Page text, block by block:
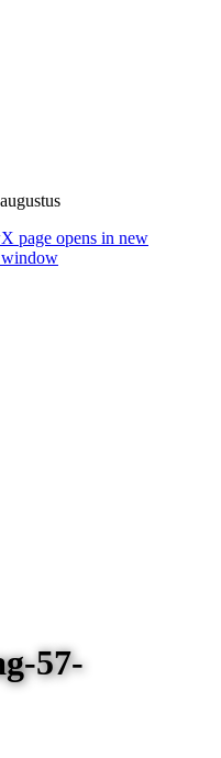
X page opens in new
window
57-